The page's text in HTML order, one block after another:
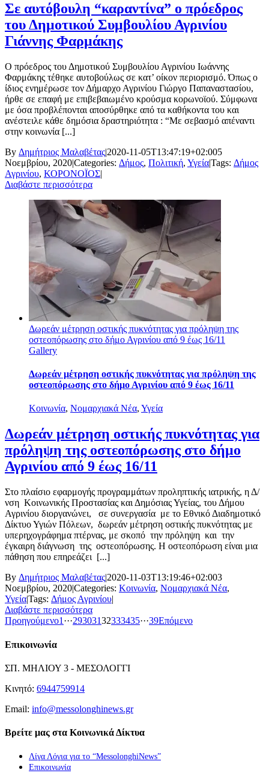
Σε αυτόβουλη “καραντίνα” ο πρόεδρος
του Δημοτικού Συμβουλίου Αγρινίου
Γιάννης Φαρμάκης
Ο πρόεδρος του Δημοτικού Συμβουλίου Αγρινίου Ιωάννης
Φαρμάκης τέθηκε αυτοβούλως σε κατ’ οίκον περιορισμό. Όπως ο
ίδιος ενημέρωσε τον Δήμαρχο Αγρινίου Γιώργο Παπαναστασίου,
ήρθε σε επαφή με επιβεβαιωμένο κρούσμα κορωνοϊού. Σύμφωνα
με όσα προβλέπονται αποσύρθηκε από τα καθήκοντα του και
ανέστειλε κάθε δημόσια δραστηριότητα : “Με σεβασμό απέναντι
στην κοινωνία [...]
By Δημήτριος Μαλαβέτας|2020-11-05T13:47:19+02:005
Νοεμβρίου, 2020|Categories: Δήμος, Πολιτική, Υγεία|Tags: Δήμος
Αγρινίου, ΚΟΡΟΝΟΪΟΣ|
Διαβάστε περισσότερα
Δωρεάν μέτρηση οστικής πυκνότητας για πρόληψη της
οστεοπόρωσης στο δήμο Αγρινίου από 9 έως 16/11
Gallery
Δωρεάν μέτρηση οστικής πυκνότητας για πρόληψη της
οστεοπόρωσης στο δήμο Αγρινίου από 9 έως 16/11
Κοινωνία, Νομαρχιακά Νέα, Υγεία
Δωρεάν μέτρηση οστικής πυκνότητας για
πρόληψη της οστεοπόρωσης στο δήμο
Αγρινίου από 9 έως 16/11
Στο πλαίσιο εφαρμογής προγραμμάτων προληπτικής ιατρικής, η Δ/
νση Κοινωνικής Προστασίας και Δημόσιας Υγείας, του Δήμου
Αγρινίου διοργανώνει, σε συνεργασία με το Εθνικό Διαδημοτικό
Δίκτυο Υγιών Πόλεων, δωρεάν μέτρηση οστικής πυκνότητας με
υπερηχογράφημα πτέρνας, με σκοπό την πρόληψη και την
έγκαιρη διάγνωση της οστεοπόρωσης. Η οστεοπόρωση είναι μια
πάθηση που επηρεάζει [...]
By Δημήτριος Μαλαβέτας|2020-11-03T13:19:46+02:003
Νοεμβρίου, 2020|Categories: Κοινωνία, Νομαρχιακά Νέα,
Υγεία|Tags: Δήμος Αγρινίου|
Διαβάστε περισσότερα
Προηγούμενο1 ···29303132333435···39Επόμενο
Επικοινωνία
ΣΠ. ΜΗΛΙΟΥ 3 - ΜΕΣΟΛΟΓΓΙ
Κινητό: 6944759914
Email: info@messolonghinews.gr
Βρείτε μας στα Κοινωνικά Δίκτυα
Λίγα Λόγια για το “MessolonghiNews”
Επικοινωνία